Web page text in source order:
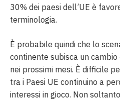
30% dei paesi dell’UE è
terminologia.
È probabile quindi che lo
continente subisca un cambio
nei prossimi mesi. È difficile
tra i Paesi UE continuino a
interessi in gioco. Non